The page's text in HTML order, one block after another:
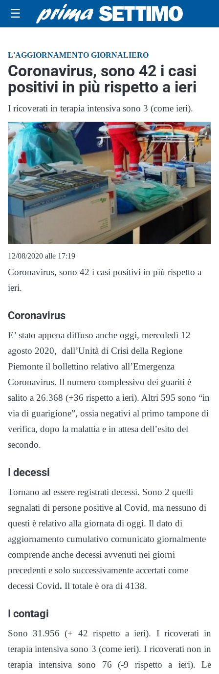
☰
L'AGGIORNAMENTO GIORNALIERO
Coronavirus, sono 42 i casi
positivi in più rispetto a ieri
I ricoverati in terapia intensiva sono 3 (come ieri).
12/08/2020 alle 17:19
Coronavirus, sono 42 i casi positivi in più rispetto a
ieri.
Coronavirus
E’ stato appena diffuso anche oggi, mercoledì 12
agosto 2020, dall’Unità di Crisi della Regione
Piemonte il bollettino relativo all’Emergenza
Coronavirus. Il numero complessivo dei guariti è
salito a 26.368 (+36 rispetto a ieri). Altri 595 sono “in
via di guarigione”, ossia negativi al primo tampone di
verifica, dopo la malattia e in attesa dell’esito del
secondo.
I decessi
Tornano ad essere registrati decessi. Sono 2 quelli
segnalati di persone positive al Covid, ma nessuno di
questi è relativo alla giornata di oggi. Il dato di
aggiornamento cumulativo comunicato giornalmente
comprende anche decessi avvenuti nei giorni
precedenti e solo successivamente accertati come
decessi Covid. Il totale è ora di 4138.
I contagi
Sono 31.956 (+ 42 rispetto a ieri). I ricoverati in
terapia intensiva sono 3 (come ieri). I ricoverati non in
terapia intensiva sono 76 (-9 rispetto a ieri). Le